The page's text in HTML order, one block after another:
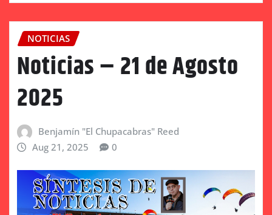
NOTICIAS
Noticias – 21 de Agosto
2025
Benjamín "El Chupacabras" Reed
Aug 21, 2025
0